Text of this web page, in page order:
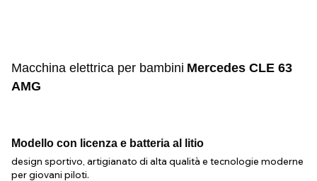
Macchina elettrica per bambini Mercedes CLE 63
AMG
Modello con licenza e batteria al litio
design sportivo, artigianato di alta qualità e tecnologie moderne
per giovani piloti.